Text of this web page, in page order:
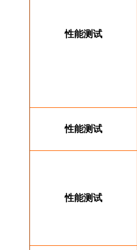
性能测试
性能测试
性能测试